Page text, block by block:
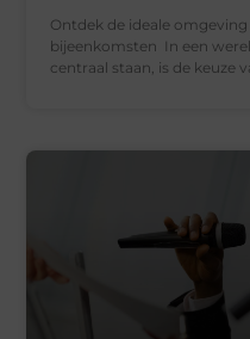
Ontdek de ideale
bijeenkomsten In een
centraal staan, is de keuze